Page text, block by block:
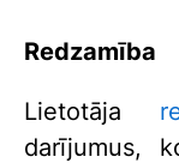
Redzamība
Lietotāja
darījumus,